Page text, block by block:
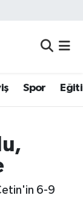
Spor
6-9